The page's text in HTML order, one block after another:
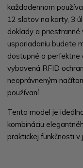
každodennom
12 slotov na karty, 3
doklady a priestranné
usporiadaniu budete
dostupné a perfektne
vybavená RFID
neoprávneným
používaní.
Tento model je
kombináciu
praktickej funkčnosti v